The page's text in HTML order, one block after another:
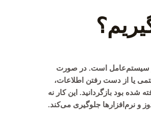
از سیستم‌عامل است. در صورت
یا از دست رفتن اطلاعات،
شده بود بازگردانید. این کار نه
و نرم‌افزارها جلوگیری می‌کند.